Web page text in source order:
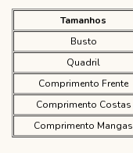
Tamanhos
Busto
Quadril
Comprimento Frente
Comprimento Costas
Comprimento Mangas